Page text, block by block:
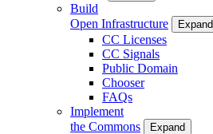
Build
Open Infrastructure
Expand
CC Licenses
CC Signals
Public Domain
Chooser
FAQs
Implement
the Commons
Expand